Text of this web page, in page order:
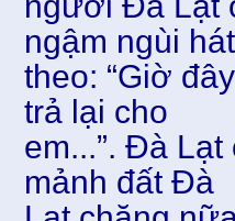
ngậm ngùi hát
theo: “Giờ
trả lại cho
em...”. Đà
mảnh đất Đà